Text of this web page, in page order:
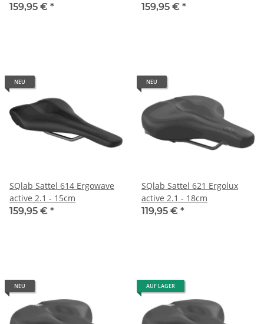
159,95 € *
159,95 € *
NEU
SQlab Sattel 614 Ergowave
active 2.1 - 15cm
159,95 € *
NEU
SQlab Sattel 621 Ergolux
active 2.1 - 18cm
119,95 € *
NEU AUF LAGER